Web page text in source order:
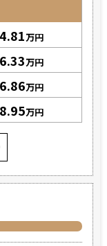
4.81万円
6.33万円
6.86万円
8.95万円